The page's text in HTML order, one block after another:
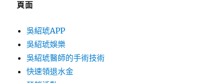
頁面
吳紹琥APP
吳紹琥娛樂
吳紹琥醫師的手術技術
快速領退水金